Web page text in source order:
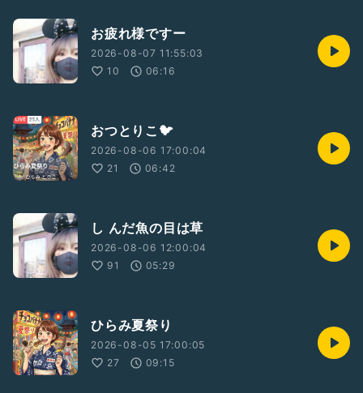
お疲れ様ですー
2026-08-07 11:55:03
10
06:16
おつとりこ🐦️
2026-08-06 17:00:04
21
06:42
し んだ魚の目は草
2026-08-06 12:00:04
91
05:29
ひらみ夏祭り
2026-08-05 17:00:05
27
09:15